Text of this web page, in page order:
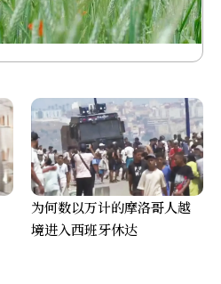
为何数以万计的摩洛哥人越
境进入西班牙休达